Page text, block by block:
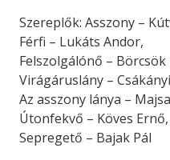
Szereplők: Asszony –
Férfi – Lukáts Andor,
Felszolgálónő – Börcsök
Virágáruslány –
Az asszony lánya –
Útonfekvő – Köves Ernő,
Sepregető – Bajak Pál